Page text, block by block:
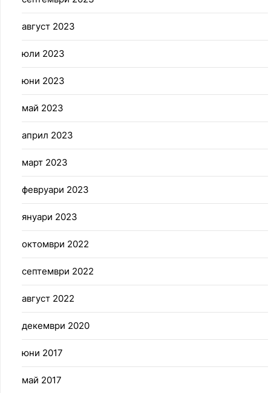
август 2023
юли 2023
юни 2023
май 2023
април 2023
март 2023
февруари 2023
януари 2023
октомври 2022
септември 2022
август 2022
декември 2020
юни 2017
май 2017